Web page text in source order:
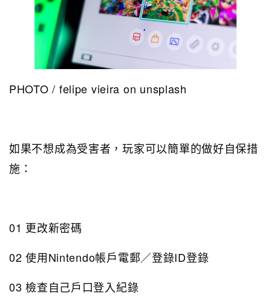
PHOTO / felipe vieira on unsplash
如果不想成為受害者，玩家可以簡單的做好自保措
施：
01 更改新密碼
02 使用Nintendo帳戶電郵／登錄ID登錄
03 檢查自己戶口登入紀錄